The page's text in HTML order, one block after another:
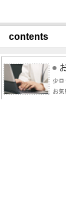
contents